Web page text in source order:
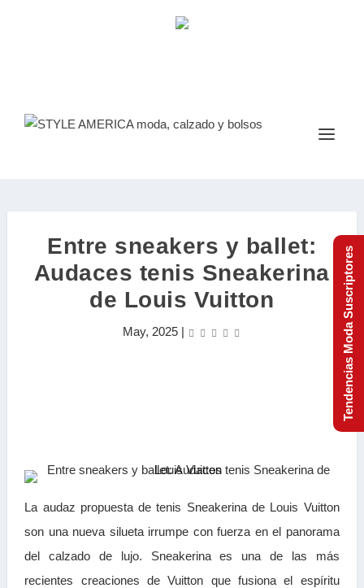
Entre sneakers y ballet:
Audaces tenis Sneakerina
de Louis Vuitton
May, 2025|
La audaz propuesta de tenis Sneakerina de Louis Vuitton
son una nueva silueta irrumpe con fuerza en el panorama
del calzado de lujo. Sneakerina es una de las más
recientes creaciones de Vuitton que fusiona el espíritu
Tendencias Moda Suscriptores